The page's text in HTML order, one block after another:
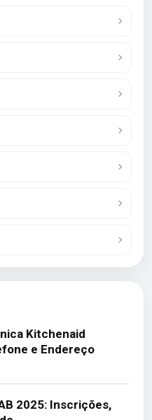
Kitchenaid
e Endereço
2025: Inscrições,